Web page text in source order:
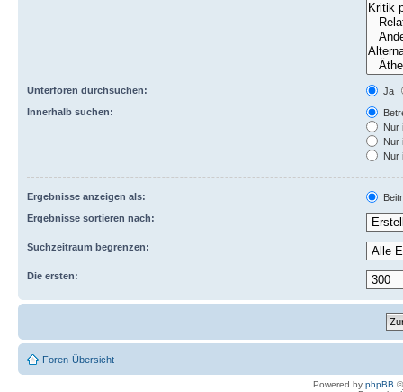
Unterforen durchsuchen:
Ja
Innerhalb suchen:
Nur
Nur
Nur
Ergebnisse anzeigen als:
Ergebnisse sortieren nach:
Suchzeitraum begrenzen:
Die ersten:
Foren-Übersicht
Powered by phpBB